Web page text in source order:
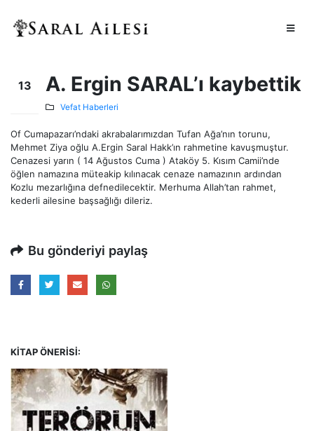
13 A. Ergin SARAL’ı kaybettik
Vefat Haberleri
Of Cumapazarı’ndaki akrabalarımızdan Tufan Ağa’nın torunu,
Mehmet Ziya oğlu A.Ergin Saral Hakk’ın rahmetine kavuşmuştur.
Cenazesi yarın ( 14 Ağustos Cuma ) Ataköy 5. Kısım Camii’nde
öğlen namazına müteakip kılınacak cenaze namazının ardından
Kozlu mezarlığına defnedilecektir. Merhuma Allah’tan rahmet,
kederli ailesine başsağlığı dileriz.
Bu gönderiyi paylaş
KITAP ÖNERISI: